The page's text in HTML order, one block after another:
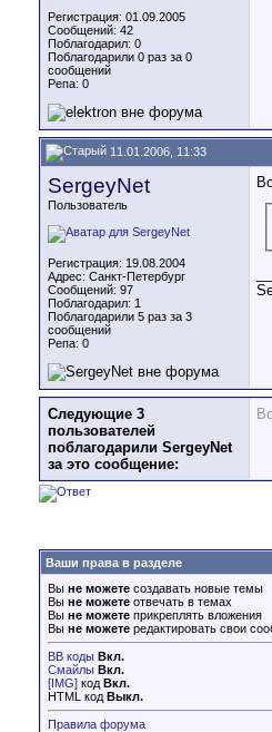
Регистрация: 01.09.2005
Сообщений: 42
Поблагодарил: 0
Поблагодарили 0 раз за 0
сообщений
Репа: 0
11.01.2006, 11:33
SergeyNet
Пользователь
Регистрация: 19.08.2004
Адрес: Санкт-Петербург
Сообщений: 97
Поблагодарил: 1
Поблагодарили 5 раз за 3
сообщений
Репа: 0
Следующие 3
пользователей
поблагодарили SergeyNet
за это сообщение:
Ваши права в разделе
Вы не можете создавать новые темы
Вы не можете отвечать в темах
Вы не можете прикреплять вложения
Вы не можете редактировать свои
BB коды Вкл.
Смайлы Вкл.
[IMG] код Вкл.
HTML код Выкл.
Правила форума